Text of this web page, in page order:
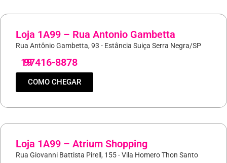
Loja 1A99 – Rua Antonio Gambetta
Rua Antônio Gambetta, 93 - Estância Suiça Serra Negra/SP
19
97416-8878
COMO CHEGAR
Loja 1A99 – Atrium Shopping
Rua Giovanni Battista Pirell, 155 - Vila Homero Thon Santo